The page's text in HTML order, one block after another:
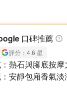
口碑推薦
評分：4.6 星
熱石與腳底按
安靜包廂香氣